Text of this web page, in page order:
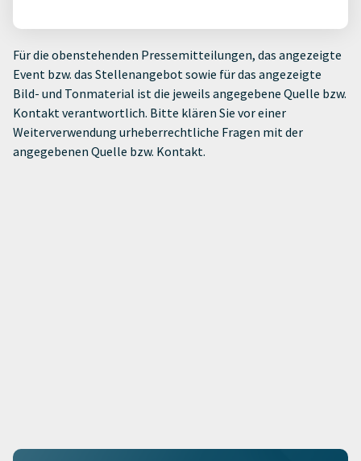
Für die obenstehenden Pressemitteilungen, das angezeigte
Event bzw. das Stellenangebot sowie für das angezeigte
Bild- und Tonmaterial ist die jeweils angegebene Quelle bzw.
Kontakt verantwortlich. Bitte klären Sie vor einer
Weiterverwendung urheberrechtliche Fragen mit der
angegebenen Quelle bzw. Kontakt.